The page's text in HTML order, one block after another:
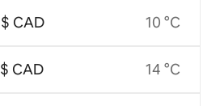
CAD
CAD
10 °C
14 °C